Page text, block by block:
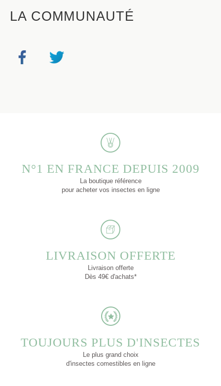
LA COMMUNAUTÉ
N°1 EN FRANCE DEPUIS 2009
La boutique référence
pour acheter vos insectes en ligne
LIVRAISON OFFERTE
Livraison offerte
Dès 49€ d'achats*
TOUJOURS PLUS D'INSECTES
Le plus grand choix
d'insectes comestibles en ligne